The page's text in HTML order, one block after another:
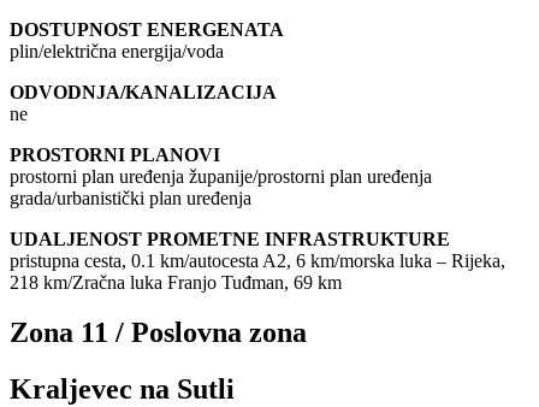
DOSTUPNOST ENERGENATA
plin/električna energija/voda
ODVODNJA/KANALIZACIJA
ne
PROSTORNI PLANOVI
prostorni plan uređenja županije/prostorni plan uređenja
grada/urbanistički plan uređenja
UDALJENOST PROMETNE INFRASTRUKTURE
pristupna cesta, 0.1 km/autocesta A2, 6 km/morska luka – Rijeka,
218 km/Zračna luka Franjo Tuđman, 69 km
Zona 11 / Poslovna zona
Kraljevec na Sutli